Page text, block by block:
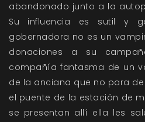
abandonado junto a la
Su influencia es sutil y
gobernadora no es un
donaciones a su
compañía fantasma de un
de la anciana que no para
el puente de la estación de
se presentan allí ella les